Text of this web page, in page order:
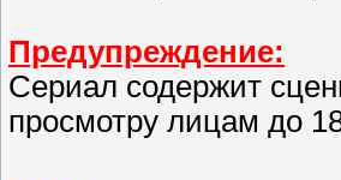
Предупреждение:
Сериал содержит
просмотру лицам до